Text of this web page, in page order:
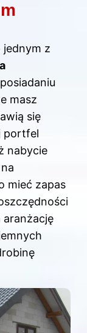
jednym z
masz
się
portfel
nabycie
mieć zapas